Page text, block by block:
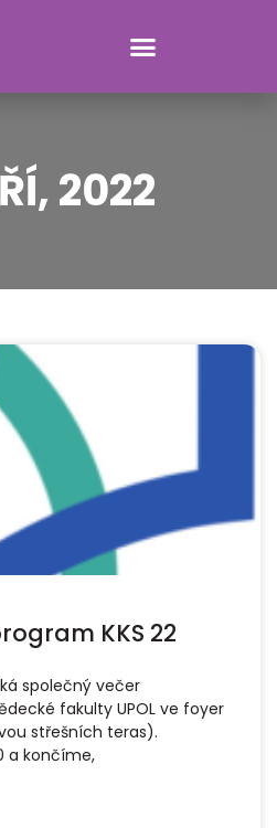
2022
KKS 22
společný večer
fakulty UPOL ve foyer
střešních teras).
a končíme,